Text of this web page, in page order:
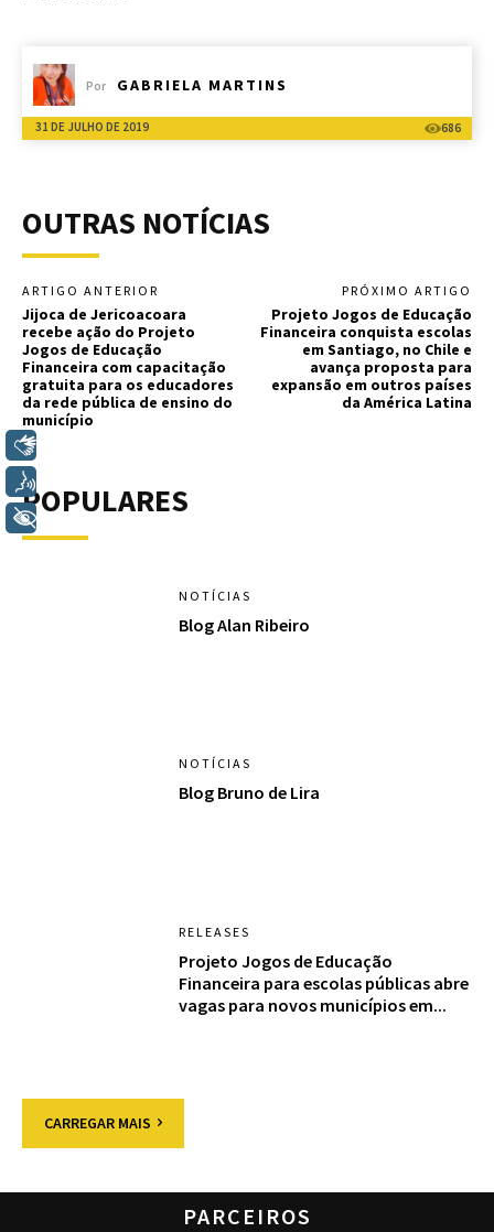
Por GABRIELA MARTINS
31 DE JULHO DE 2019 686
OUTRAS NOTÍCIAS
ARTIGO ANTERIOR
Jijoca de Jericoacoara
recebe ação do Projeto
Jogos de Educação
Financeira com capacitação
gratuita para os educadores
da rede pública de ensino do
município
PRÓXIMO ARTIGO
Projeto Jogos de Educação
Financeira conquista escolas
em Santiago, no Chile e
avança proposta para
expansão em outros países
da América Latina
POPULARES
NOTÍCIAS
Blog Alan Ribeiro
NOTÍCIAS
Blog Bruno de Lira
RELEASES
Projeto Jogos de Educação
Financeira para escolas públicas abre
vagas para novos municípios em...
CARREGAR MAIS
PARCEIROS
+ Acessibilidade